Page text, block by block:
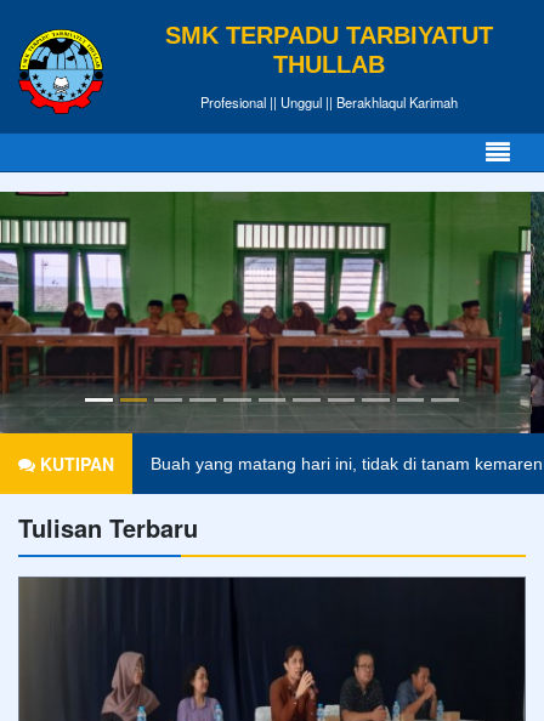
SMK TERPADU TARBIYATUT
THULLAB
Profesional || Unggul || Berakhlaqul Karimah
KUTIPANBuah yang matang hari ini, tidak di tanam kemaren.
Tulisan Terbaru